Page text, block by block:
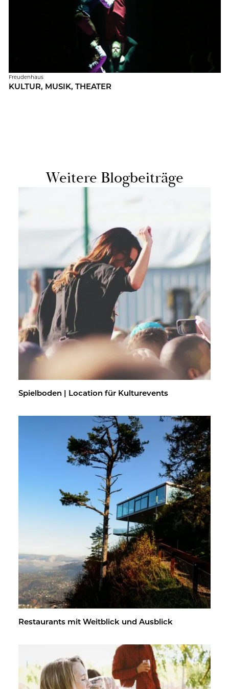
Freu­den­haus
KUL­TUR, MUSIK, THEA­TER
Wei­te­re Blog­bei­trä­ge
Spiel­bo­den | Lo­ca­ti­on für Kul­tur­events
Re­stau­rants mit Weit­blick und Aus­blick